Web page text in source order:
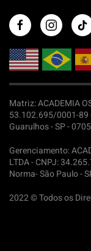
Matriz: ACADEMIA
53.102.695/0001-89
Guarulhos - SP -
Gerenciamento:
LTDA -CNPJ:
Norma- São Paulo -
2022 © Todos os